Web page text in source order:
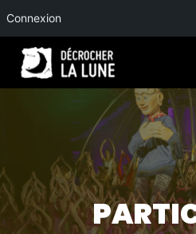
Connexion
Skip to main content